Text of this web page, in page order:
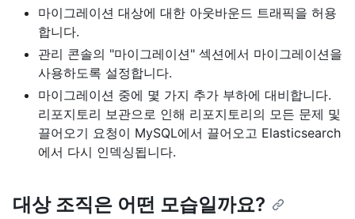
마이그레이션 대상에 대한 아웃바운드 트래픽을 허용
합니다.
관리 콘솔의 "마이그레이션" 섹션에서 마이그레이션을
사용하도록 설정합니다.
마이그레이션 중에 몇 가지 추가 부하에 대비합니다.
리포지토리 보관으로 인해 리포지토리의 모든 문제 및
끌어오기 요청이 MySQL에서 끌어오고 Elasticsearch
에서 다시 인덱싱됩니다.
대상 조직은 어떤 모습일까요?